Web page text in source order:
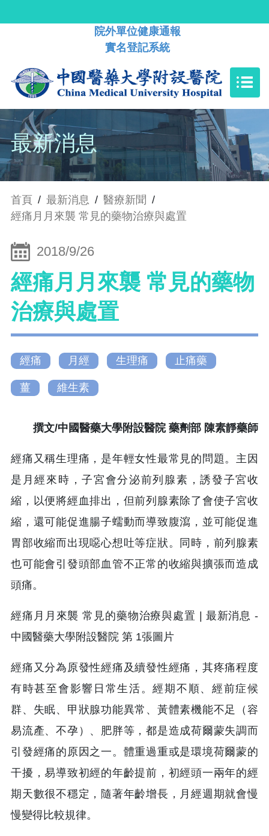
院外單位健康通報
實名登記系統
最新消息
首頁 / 最新消息 / 醫療新聞 /
經痛月月來襲 常見的藥物治療與處置
2018/9/26
經痛月月來襲 常見的藥物
治療與處置
經痛 月經 生理痛 止痛藥
薑 維生素
撰文/中國醫藥大學附設醫院 藥劑部 陳素靜藥師
經痛又稱生理痛，是年輕女性最常見的問題。主因
是月經來時，子宮會分泌前列腺素，誘發子宮收
縮，以便將經血排出，但前列腺素除了會使子宮收
縮，還可能促進腸子蠕動而導致腹瀉，並可能促進
胃部收縮而出現噁心想吐等症狀。同時，前列腺素
也可能會引發頭部血管不正常的收縮與擴張而造成
頭痛。
經痛又分為原發性經痛及續發性經痛，其疼痛程度
有時甚至會影響日常生活。經期不順、經前症候
群、失眠、甲狀腺功能異常、黃體素機能不足（容
易流產、不孕）、肥胖等，都是造成荷爾蒙失調而
引發經痛的原因之一。體重過重或是環境荷爾蒙的
干擾，易導致初經的年齡提前，初經頭一兩年的經
期天數很不穩定，隨著年齡增長，月經週期就會慢
慢變得比較規律。